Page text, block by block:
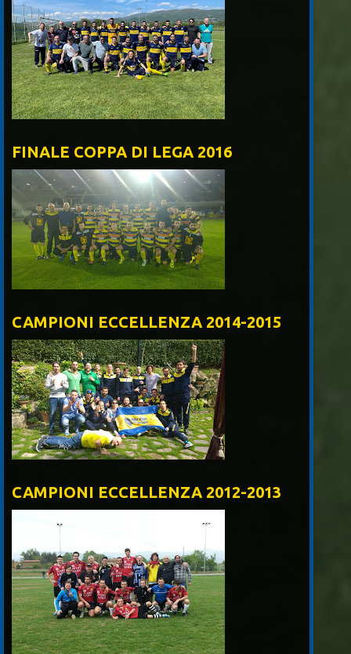
FINALE COPPA DI LEGA 2016
CAMPIONI ECCELLENZA 2014-2015
CAMPIONI ECCELLENZA 2012-2013